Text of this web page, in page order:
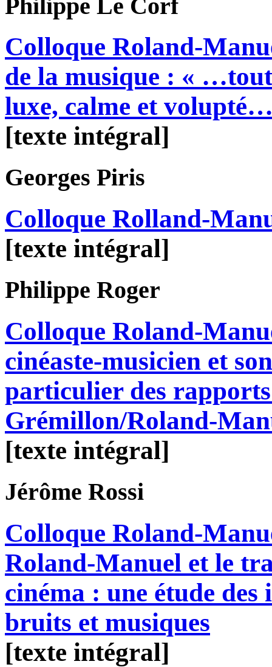
Philippe Le Corf
Colloque Roland-
de la musique : « …tout
luxe, calme et
[texte intégral]
Georges Piris
Colloque Rolland-
[texte intégral]
Philippe Roger
Colloque Roland-
cinéaste-musicien et
particulier des
Grémillon/Roland-
[texte intégral]
Jérôme Rossi
Colloque Roland-
Roland-Manuel et le
cinéma : une étude
bruits et musiques
[texte intégral]